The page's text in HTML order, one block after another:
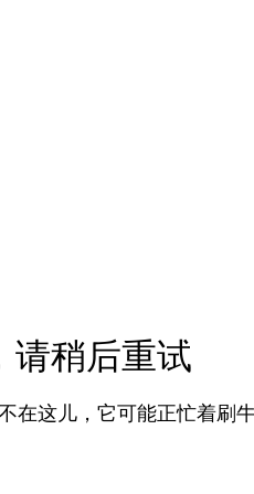
请稍后重试
在这儿，它可能正忙着刷